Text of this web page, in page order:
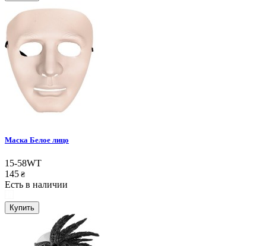
Маска Белое лицо
15-58WT
145 ₴
Есть в наличии
Купить